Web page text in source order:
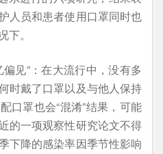
人员和患者使用口罩同时也
。
见”：在大流行中，没有多
时戴了口罩以及与他人保持
口罩也会“混淆”结果，可能
的一项观察性研究论文不得
下降的感染率因季节性影响